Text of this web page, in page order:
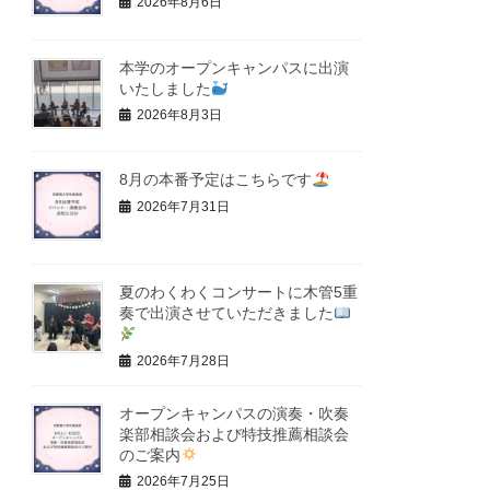
本学のオープンキャンパスに出演
いたしました
2026年8月3日
8月の本番予定はこちらです
2026年7月31日
夏のわくわくコンサートに木管5重
奏で出演させていただきました
2026年7月28日
オープンキャンパスの演奏・吹奏
楽部相談会および特技推薦相談会
のご案内
2026年7月25日